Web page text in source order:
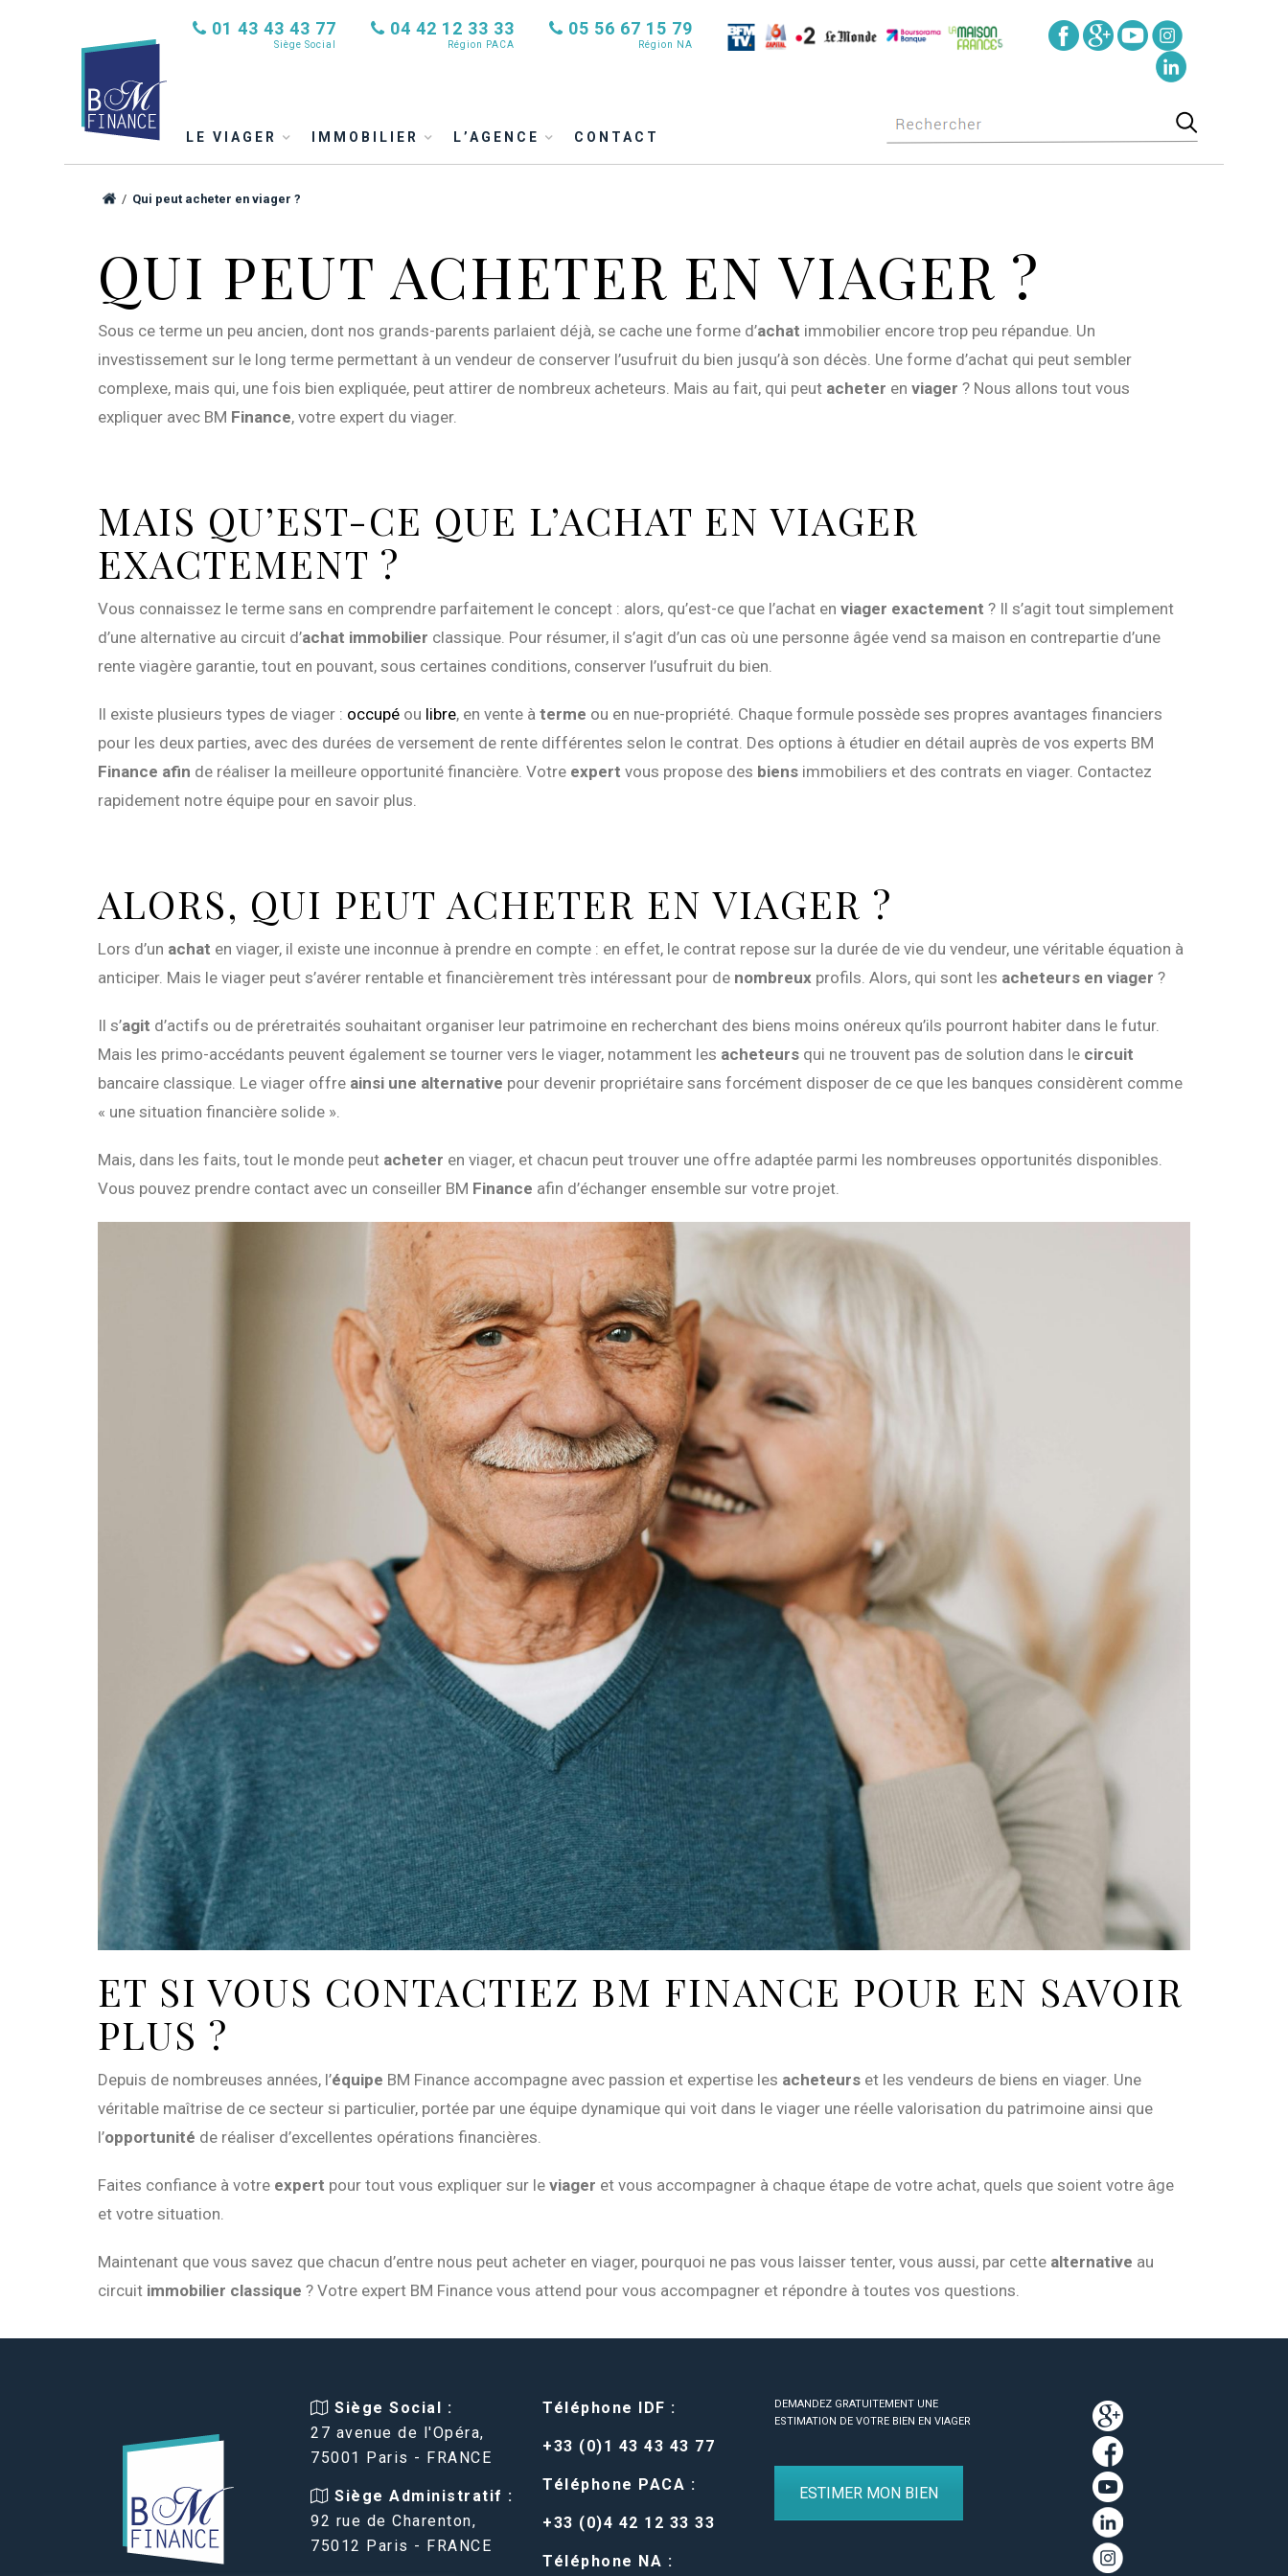
01 43 43 43 77
Siège Social
04 42 12 33 33
Région PACA
05 56 67 15 79
Région NA
LE VIAGER IMMOBILIER L’AGENCE CONTACT
/ Qui peut acheter en viager ?
QUI PEUT ACHETER EN VIAGER ?
Sous ce terme un peu ancien, dont nos grands-parents parlaient déjà, se cache une forme d’achat immobilier encore trop peu répandue. Un
investissement sur le long terme permettant à un vendeur de conserver l’usufruit du bien jusqu’à son décès. Une forme d’achat qui peut sembler
complexe, mais qui, une fois bien expliquée, peut attirer de nombreux acheteurs. Mais au fait, qui peut acheter en viager ? Nous allons tout vous
expliquer avec BM Finance, votre expert du viager.
MAIS QU’EST-CE QUE L’ACHAT EN VIAGER
EXACTEMENT ?
Vous connaissez le terme sans en comprendre parfaitement le concept : alors, qu’est-ce que l’achat en viager exactement ? Il s’agit tout simplement
d’une alternative au circuit d’achat immobilier classique. Pour résumer, il s’agit d’un cas où une personne âgée vend sa maison en contrepartie d’une
rente viagère garantie, tout en pouvant, sous certaines conditions, conserver l’usufruit du bien.
Il existe plusieurs types de viager : occupé ou libre, en vente à terme ou en nue-propriété. Chaque formule possède ses propres avantages financiers
pour les deux parties, avec des durées de versement de rente différentes selon le contrat. Des options à étudier en détail auprès de vos experts BM
Finance afin de réaliser la meilleure opportunité financière. Votre expert vous propose des biens immobiliers et des contrats en viager. Contactez
rapidement notre équipe pour en savoir plus.
ALORS, QUI PEUT ACHETER EN VIAGER ?
Lors d’un achat en viager, il existe une inconnue à prendre en compte : en effet, le contrat repose sur la durée de vie du vendeur, une véritable équation à
anticiper. Mais le viager peut s’avérer rentable et financièrement très intéressant pour de nombreux profils. Alors, qui sont les acheteurs en viager ?
Il s’agit d’actifs ou de préretraités souhaitant organiser leur patrimoine en recherchant des biens moins onéreux qu’ils pourront habiter dans le futur.
Mais les primo-accédants peuvent également se tourner vers le viager, notamment les acheteurs qui ne trouvent pas de solution dans le circuit
bancaire classique. Le viager offre ainsi une alternative pour devenir propriétaire sans forcément disposer de ce que les banques considèrent comme
« une situation financière solide ».
Mais, dans les faits, tout le monde peut acheter en viager, et chacun peut trouver une offre adaptée parmi les nombreuses opportunités disponibles.
Vous pouvez prendre contact avec un conseiller BM Finance afin d’échanger ensemble sur votre projet.
ET SI VOUS CONTACTIEZ BM FINANCE POUR EN SAVOIR
PLUS ?
Depuis de nombreuses années, l’équipe BM Finance accompagne avec passion et expertise les acheteurs et les vendeurs de biens en viager. Une
véritable maîtrise de ce secteur si particulier, portée par une équipe dynamique qui voit dans le viager une réelle valorisation du patrimoine ainsi que
l’opportunité de réaliser d’excellentes opérations financières.
Faites confiance à votre expert pour tout vous expliquer sur le viager et vous accompagner à chaque étape de votre achat, quels que soient votre âge
et votre situation.
Maintenant que vous savez que chacun d’entre nous peut acheter en viager, pourquoi ne pas vous laisser tenter, vous aussi, par cette alternative au
circuit immobilier classique ? Votre expert BM Finance vous attend pour vous accompagner et répondre à toutes vos questions.
Siège Social :
27 avenue de l'Opéra,
75001 Paris - FRANCE
Siège Administratif :
92 rue de Charenton,
75012 Paris - FRANCE
Téléphone IDF :
+33 (0)1 43 43 43 77
Téléphone PACA :
+33 (0)4 42 12 33 33
Téléphone NA :
DEMANDEZ GRATUITEMENT UNE
ESTIMATION DE VOTRE BIEN EN VIAGER
ESTIMER MON BIEN